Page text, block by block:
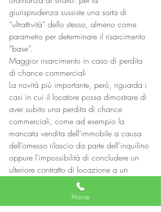
giurisprudenza sussiste una sorta di
“ultrattività” dello stesso, almeno come
parametro per determinare il risarcimento
“base”.
Maggior risarcimento in caso di perdita
di chance commerciali
La novità più importante, però, riguarda i
casi in cui il locatore possa dimostrare di
aver subito una perdita di chance
commerciali, come ad esempio la
mancata vendita dell’immobile a causa
dell’omesso rilascio da parte dell’inquilino
oppure l’impossibilità di concludere un
ulteriore contratto di locazione a un
canone superiore rispetto a quello attuale.
In tali circostanze, il risarcimento può
essere superiore al valore dell’affitto, a
Phone